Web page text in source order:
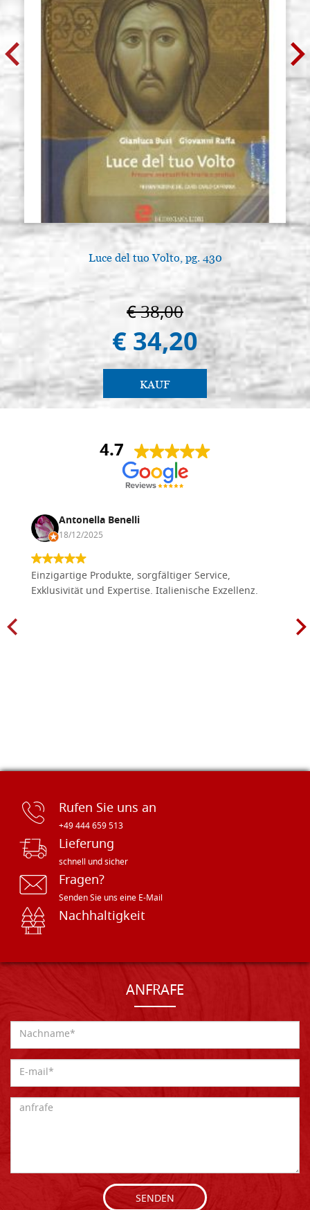
Luce del tuo Volto, pg. 430
€ 38,00
€ 34,20
KAUF
4.7
Antonella Benelli
18/12/2025
Einzigartige Produkte, sorgfältiger Service,
Exklusivität und Expertise. Italienische Exzellenz.
Rufen Sie uns an
+49 444 659 513
Lieferung
schnell und sicher
Fragen?
Senden Sie uns eine E-Mail
Nachhaltigkeit
ANFRAFE
SENDEN